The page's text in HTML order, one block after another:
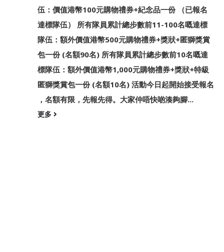
伍：價值港幣100元購物禮券+紀念品一份 （已報名
達標隊伍） 所有隊員累計總步數前11-100名嘅達標
隊伍：額外價值港幣500元購物禮券+獎狀+匿獅獎賞
包一份 (名額90名) 所有隊員累計總步數前10名嘅達
標隊伍：額外價值港幣1,000元購物禮券+獎狀+特級
匿獅獎賞包一份 (名額10名) 活動今日起開始接受報名
，名額有限，先報先得。大家仲唔快啲湊夠腳...
更多